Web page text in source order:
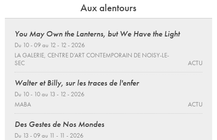
Aux alentours
You May Own the Lanterns, but We Have the Light
Du 10 - 09 au 12 - 12 - 2026
LA GALERIE, CENTRE D’ART CONTEMPORAIN DE NOISY-LE-
SEC
ACTU
Walter et Billy, sur les traces de l'enfer
Du 10 - 10 au 13 - 12 - 2026
MABA
ACTU
Des Gestes de Nos Mondes
Du 13 - 09 au 11 - 11 - 2026